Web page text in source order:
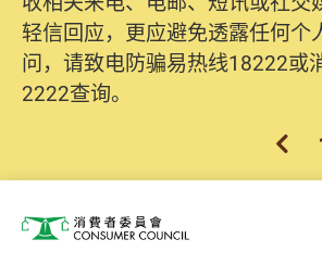
轻信回应，更应避免透露任何个
问，请致电防骗易热线18222或
2222查询。
消费者委员会